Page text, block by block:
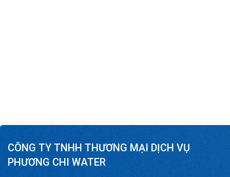
CÔNG TY TNHH THƯƠNG MẠI DỊCH VỤ
PHƯƠNG CHI WATER